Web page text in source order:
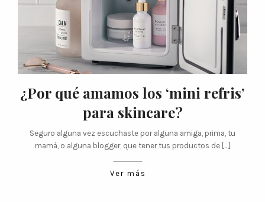
¿Por qué amamos los ‘mini refris’
para skincare?
Seguro alguna vez escuchaste por alguna amiga, prima, tu
mamá, o alguna blogger, que tener tus productos de […]
Ver más